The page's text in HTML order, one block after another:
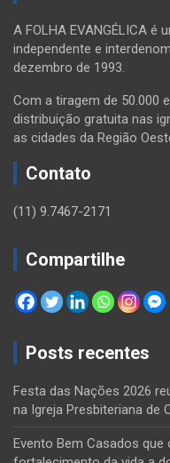
A FOLHA EVANGÉLICA é
independente e
dezembro de 1993.
Com a tiragem de 50.000
distribuição gratuita nas
as cidades da Região
Contato
(11) 9.7467-2171
Compartilhe
Posts recentes
Festa das Nações 2026
na Igreja Presbiteriana de
Evento Bem Casados